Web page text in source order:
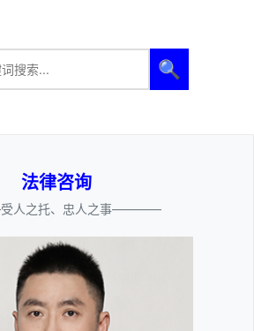
🔍
法律咨询
之托、忠人之事————